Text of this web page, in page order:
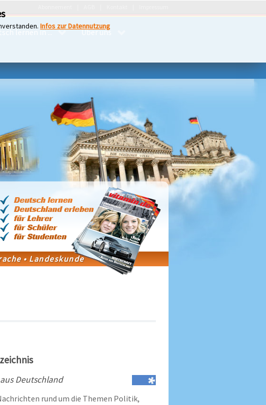
lernen in ... Über uns
Deutschland
rund um die Themen Politik,
Infos zur Datennutzung